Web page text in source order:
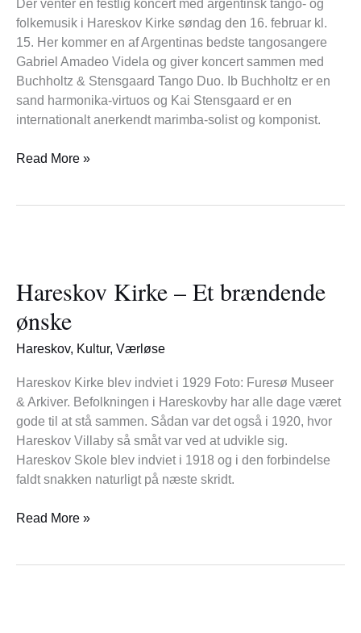
Der venter en festlig koncert med argentinsk tango- og
folkemusik i Hareskov Kirke søndag den 16. februar kl.
15. Her kommer en af Argentinas bedste tangosangere
Gabriel Amadeo Videla og giver koncert sammen med
Buchholtz & Stensgaard Tango Duo. Ib Buchholtz er en
sand harmonika-virtuos og Kai Stensgaard er en
internationalt anerkendt marimba-solist og komponist.
Read More »
Hareskov Kirke – Et brændende
ønske
Hareskov, Kultur, Værløse
Hareskov Kirke blev indviet i 1929 Foto: Furesø Museer
& Arkiver. Befolkningen i Hareskovby har alle dage været
gode til at stå sammen. Sådan var det også i 1920, hvor
Hareskov Villaby så småt var ved at udvikle sig.
Hareskov Skole blev indviet i 1918 og i den forbindelse
faldt snakken naturligt på næste skridt.
–
Et
brændende
ønske
Read More »